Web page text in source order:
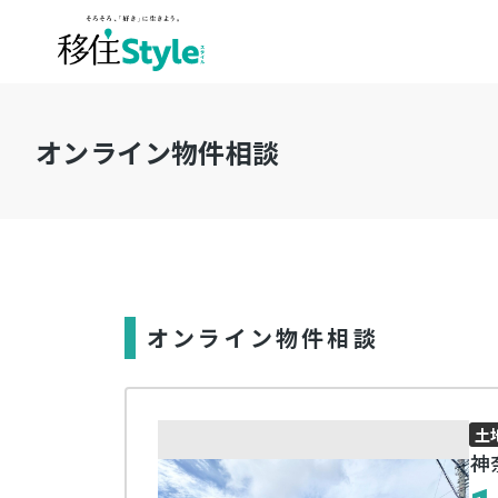
オンライン物件相談
オンライン物件相談
土
神